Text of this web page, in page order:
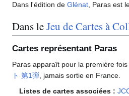
Dans l'édition de Glénat, Paras est
Dans leJeu de Cartes à
Cartes représentant Paras
Paras apparaît pour la première
ト 第1弾 , jamais sortie en France.
Listes de cartes associées :